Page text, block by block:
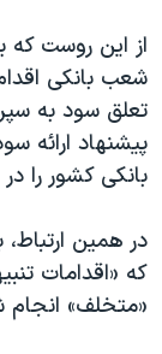
از این روست که
شعب بانکی
تعلق سود به
پیشنهاد ارائه
بانکی کشور را
در همین
که «اقدامات
«متخلف»